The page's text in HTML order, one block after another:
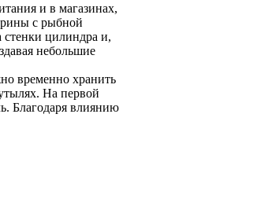
и в магазинах,
с рыбной
стенки цилиндра и,
небольшие
временно хранить
На первой
Благодаря влиянию